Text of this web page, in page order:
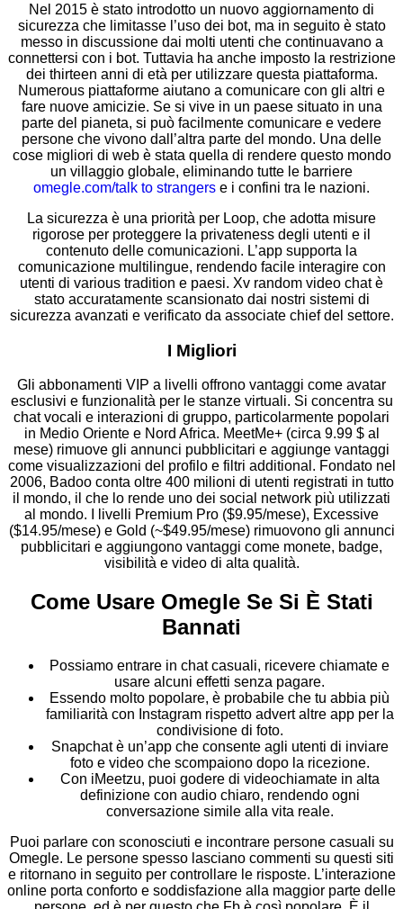
Nel 2015 è stato introdotto un nuovo aggiornamento di
sicurezza che limitasse l’uso dei bot, ma in seguito è stato
messo in discussione dai molti utenti che continuavano a
connettersi con i bot. Tuttavia ha anche imposto la restrizione
dei thirteen anni di età per utilizzare questa piattaforma.
Numerous piattaforme aiutano a comunicare con gli altri e
fare nuove amicizie. Se si vive in un paese situato in una
parte del pianeta, si può facilmente comunicare e vedere
persone che vivono dall’altra parte del mondo. Una delle
cose migliori di web è stata quella di rendere questo mondo
un villaggio globale, eliminando tutte le barriere
omegle.com/talk to strangers e i confini tra le nazioni.
La sicurezza è una priorità per Loop, che adotta misure
rigorose per proteggere la privateness degli utenti e il
contenuto delle comunicazioni. L’app supporta la
comunicazione multilingue, rendendo facile interagire con
utenti di various tradition e paesi. Xv random video chat è
stato accuratamente scansionato dai nostri sistemi di
sicurezza avanzati e verificato da associate chief del settore.
I Migliori
Gli abbonamenti VIP a livelli offrono vantaggi come avatar
esclusivi e funzionalità per le stanze virtuali. Si concentra su
chat vocali e interazioni di gruppo, particolarmente popolari
in Medio Oriente e Nord Africa. MeetMe+ (circa 9.99 $ al
mese) rimuove gli annunci pubblicitari e aggiunge vantaggi
come visualizzazioni del profilo e filtri additional. Fondato nel
2006, Badoo conta oltre 400 milioni di utenti registrati in tutto
il mondo, il che lo rende uno dei social network più utilizzati
al mondo. I livelli Premium Pro ($9.95/mese), Excessive
($14.95/mese) e Gold (~$49.95/mese) rimuovono gli annunci
pubblicitari e aggiungono vantaggi come monete, badge,
visibilità e video di alta qualità.
Come Usare Omegle Se Si È Stati
Bannati
Possiamo entrare in chat casuali, ricevere chiamate e
usare alcuni effetti senza pagare.
Essendo molto popolare, è probabile che tu abbia più
familiarità con Instagram rispetto advert altre app per la
condivisione di foto.
Snapchat è un’app che consente agli utenti di inviare
foto e video che scompaiono dopo la ricezione.
Con iMeetzu, puoi godere di videochiamate in alta
definizione con audio chiaro, rendendo ogni
conversazione simile alla vita reale.
Puoi parlare con sconosciuti e incontrare persone casuali su
Omegle. Le persone spesso lasciano commenti su questi siti
e ritornano in seguito per controllare le risposte. L’interazione
online porta conforto e soddisfazione alla maggior parte delle